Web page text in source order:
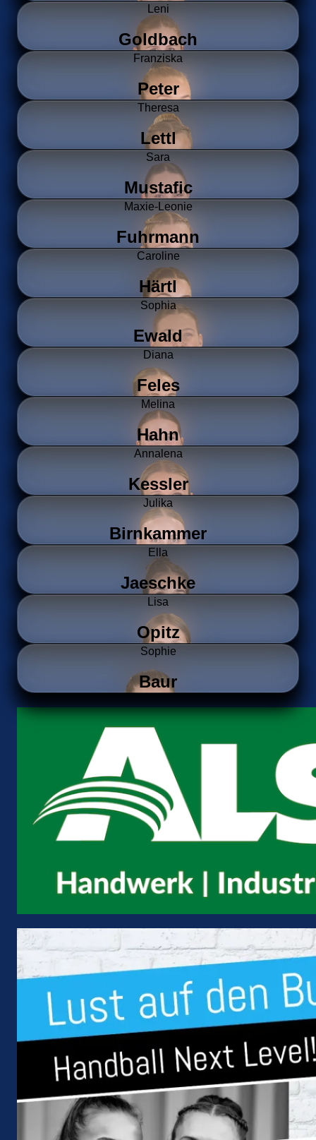
Leni
Goldbach
Franziska
Peter
Theresa
Lettl
Sara
Mustafic
Maxie-Leonie
Fuhrmann
Caroline
Härtl
Sophia
Ewald
Diana
Feles
Melina
Hahn
Annalena
Kessler
Julika
Birnkammer
Ella
Jaeschke
Lisa
Opitz
Sophie
Baur